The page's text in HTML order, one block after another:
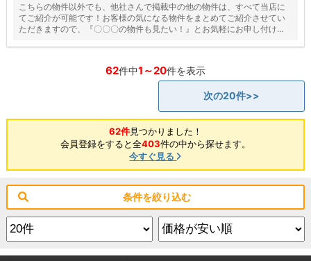
こちらの物件以外でも、他社さんで掲載中の他の物件は、すべて当店に
てご紹介が可能です！お客様の気になる物件をまとめてご紹介させてい
ただきますので、『〇〇〇の物件も見たい！』とお気軽にお申し付けく
62件中1～20件を表示
次の20件>>
62件見つかりました！
会員登録をすると全403件の中から探せます。
今すぐ見る
条件を絞り込む